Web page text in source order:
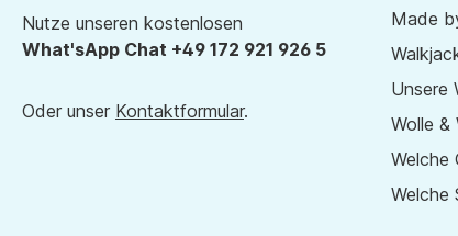
Nutze unseren kostenlosen
What'sApp Chat +49 172 921 926 5
Oder unser Kontaktformular.
Made
Unsere
Wolle &
Welche
Welche